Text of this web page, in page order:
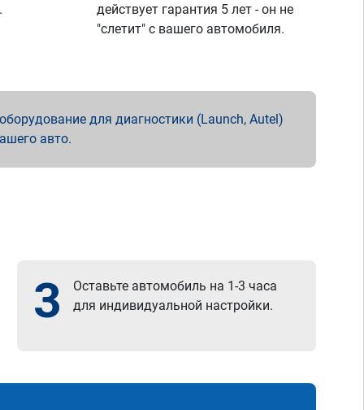
действует гарантия 5 лет - он не
"слетит" с вашего автомобиля.
для диагностики (Launch, Autel)
авто.
3
Оставьте автомобиль на 1-3 часа
для индивидуальной настройки.